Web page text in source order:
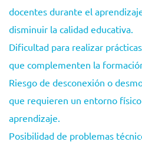
docentes durante el
disminuir la calidad educativa.
Dificultad para realizar
que complementen la
Riesgo de desconexión o
que requieren un entorno
aprendizaje.
Posibilidad de problemas